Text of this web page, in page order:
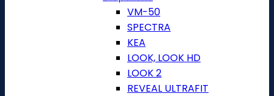
VM-50
SPECTRA
KEA
LOOK, LOOK HD
LOOK 2
REVEAL ULTRAFIT